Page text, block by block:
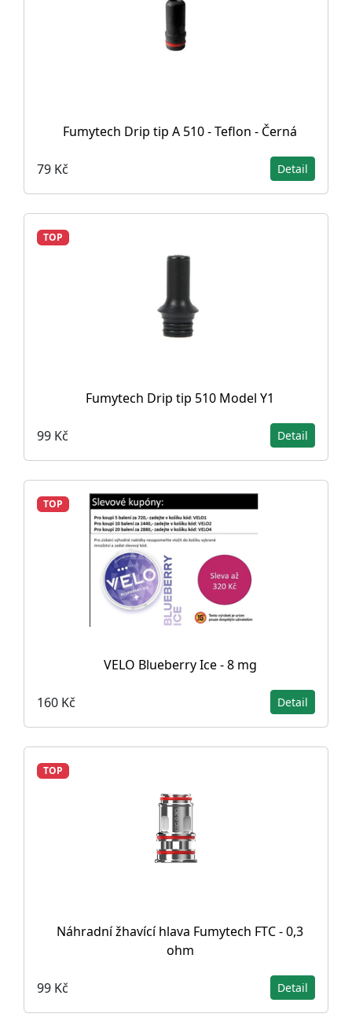
Fumytech Drip tip A 510 - Teflon - Černá
79 Kč Detail
TOP
Fumytech Drip tip 510 Model Y1
99 Kč Detail
TOP
VELO Blueberry Ice - 8 mg
160 Kč Detail
TOP
Náhradní žhavící hlava Fumytech FTC - 0,3
ohm
99 Kč Detail